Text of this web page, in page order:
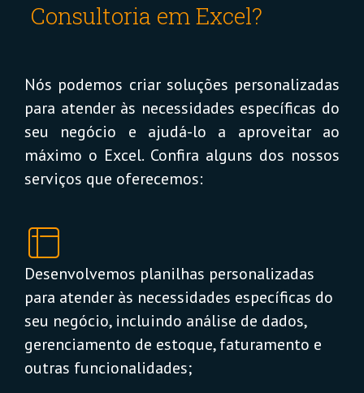
Consultoria em Excel?
Nós podemos criar soluções personalizadas
para atender às necessidades específicas do
seu negócio e ajudá-lo a aproveitar ao
máximo o Excel. Confira alguns dos nossos
serviços que oferecemos:
Desenvolvemos planilhas personalizadas
para atender às necessidades específicas do
seu negócio, incluindo análise de dados,
gerenciamento de estoque, faturamento e
outras funcionalidades;